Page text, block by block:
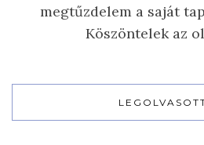
megtűzdelem a saját
Köszöntelek az